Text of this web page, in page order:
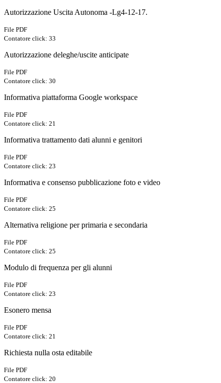
Autorizzazione Uscita Autonoma -Lg4-12-17.
File PDF
Contatore click: 33
Autorizzazione deleghe/uscite anticipate
File PDF
Contatore click: 30
Informativa piattaforma Google workspace
File PDF
Contatore click: 21
Informativa trattamento dati alunni e genitori
File PDF
Contatore click: 23
Informativa e consenso pubblicazione foto e video
File PDF
Contatore click: 25
Alternativa religione per primaria e secondaria
File PDF
Contatore click: 25
Modulo di frequenza per gli alunni
File PDF
Contatore click: 23
Esonero mensa
File PDF
Contatore click: 21
Richiesta nulla osta editabile
File PDF
Contatore click: 20